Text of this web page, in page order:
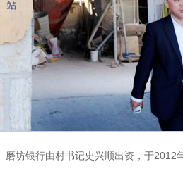
磨坊银行由村书记史兴顺出资，于2012